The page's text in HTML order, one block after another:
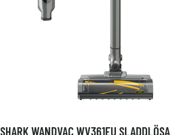
SHARK WANDVAC WV361EU SLADDLÖSA